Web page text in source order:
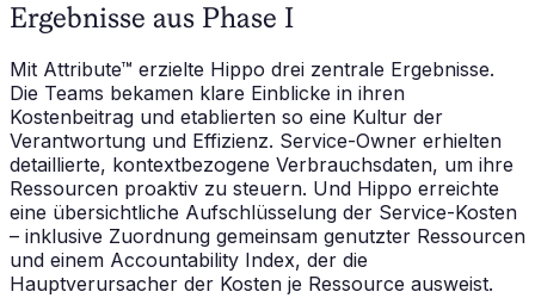
Ergebnisse aus Phase I
Mit Attribute™ erzielte Hippo drei zentrale Ergebnisse.
Die Teams bekamen klare Einblicke in ihren
Kostenbeitrag und etablierten so eine Kultur der
Verantwortung und Effizienz. Service-Owner erhielten
detaillierte, kontextbezogene Verbrauchsdaten, um ihre
Ressourcen proaktiv zu steuern. Und Hippo erreichte
eine übersichtliche Aufschlüsselung der Service-Kosten
– inklusive Zuordnung gemeinsam genutzter Ressourcen
und einem Accountability Index, der die
Hauptverursacher der Kosten je Ressource ausweist.